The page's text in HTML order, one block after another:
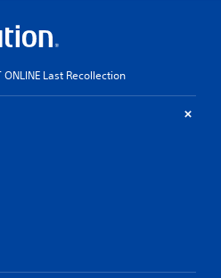
ONLINE Last Recollection